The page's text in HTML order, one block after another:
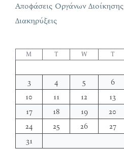
Αποφάσεις Οργάνων Διοίκησης
Διακηρύξεις
M T W T
3
4 5 6
10
11 12 13
17
18 19 20
24
25 26 27
31